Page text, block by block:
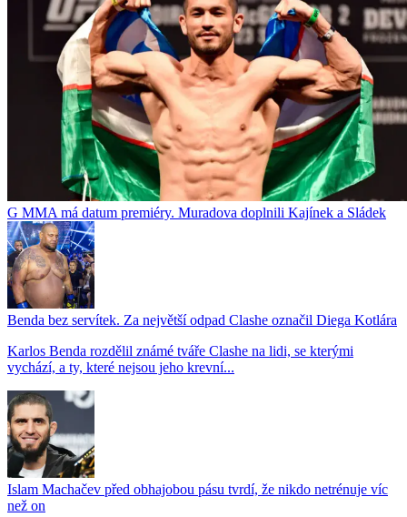
G MMA má datum premiéry. Muradova doplnili Kajínek a Sládek
Benda bez servítek. Za největší odpad Clashe označil Diega Kotlára
Karlos Benda rozdělil známé tváře Clashe na lidi, se kterými
vychází, a ty, které nejsou jeho krevní...
Islam Machačev před obhajobou pásu tvrdí, že nikdo netrénuje víc
než on